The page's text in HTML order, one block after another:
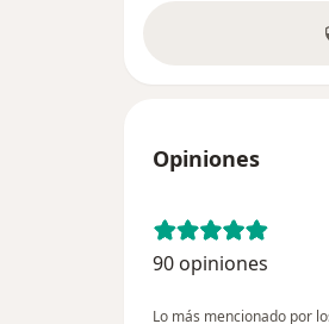
Opiniones
90 opiniones
Lo más mencionado por